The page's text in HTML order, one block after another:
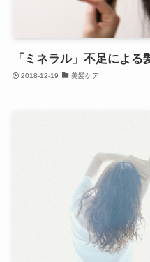
「ミネラル」不足による
2018-12-19 美髪ケア